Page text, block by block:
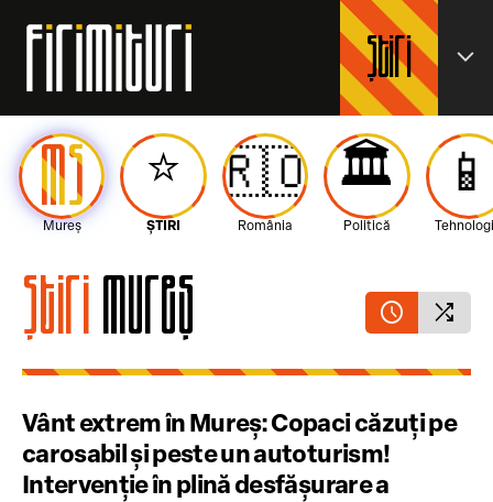
Știri expand_more
MS
Mureș
⭐️
ȘTIRI
🇷🇴
România
🏛️
Politică
ȘtiriMureș schedule shuffle
Vânt extrem în Mureș: Copaci căzuți pe
carosabil și peste un autoturism!
Intervenție în plină desfășurare a